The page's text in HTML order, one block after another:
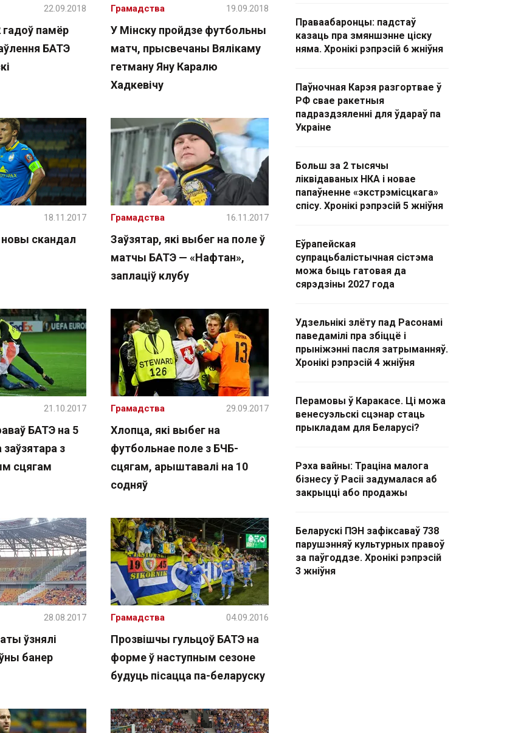
гадоў памёр
БАТЭ
22.09.2018
У Мінску пройдзе футбольны
матч, прысвечаны Вялікаму
гетману Яну Каралю
Хадкевічу
Грамадства 19.09.2018
новы скандал
18.11.2017
Заўзятар, які выбег на поле ў
матчы БАТЭ — «Нафтан»,
заплаціў клубу
Грамадства 16.11.2017
БАТЭ на 5
з
сцягам
21.10.2017
Хлопца, які выбег на
футбольнае поле з БЧБ-
сцягам, арыштавалі на 10
содняў
Грамадства 29.09.2017
ўзнялі
банер
28.08.2017
Прозвішчы гульцоў БАТЭ на
форме ў наступным сезоне
будуць пісацца па-беларуску
Грамадства 04.09.2016
Праваабаронцы: падстаў
казаць пра змяншэнне ціску
няма. Хронікі рэпрэсій 6 жніўня
Паўночная Карэя разгортвае ў
РФ свае ракетныя
падраздзяленні для ўдараў па
Украіне
Больш за 2 тысячы
ліквідаваных НКА і новае
папаўненне «экстрэмісцкага»
спісу. Хронікі рэпрэсій 5 жніўня
Еўрапейская
супрацьбалістычная сістэма
можа быць гатовая да
сярэдзіны 2027 года
Удзельнікі злёту пад Расонамі
паведамілі пра збіццё і
прыніжэнні пасля затрыманняў.
Хронікі рэпрэсій 4 жніўня
Перамовы ў Каракасе. Ці можа
венесуэльскі сцэнар стаць
прыкладам для Беларусі?
Рэха вайны: Траціна малога
бізнесу ў Расіі задумалася аб
закрыцці або продажы
Беларускі ПЭН зафіксаваў 738
парушэнняў культурных правоў
за паўгоддзе. Хронікі рэпрэсій
3 жніўня